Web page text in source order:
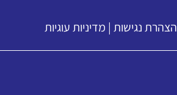
הצהרת נגישות | מדיניות עוגיות